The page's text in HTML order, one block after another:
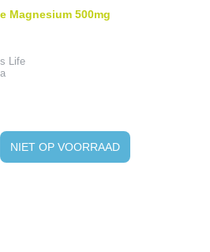
Magnesium 500mg
Life
NIET OP VOORRAAD